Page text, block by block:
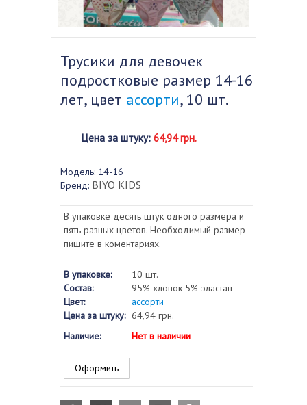
Трусики для девочек
подростковые размер 14-16
лет, цвет ассорти, 10 шт.
Цена за штуку: 64,94 грн.
Модель: 14-16
Бренд: BIYO KIDS
В упаковке десять штук одного размера и
пять разных цветов. Необходимый размер
пишите в коментариях.
В упаковке:
10 шт.
Состав:
95% хлопок 5% эластан
Цвет:
ассорти
Цена за штуку: 64,94 грн.
Наличие:
Нет в наличии
Оформить